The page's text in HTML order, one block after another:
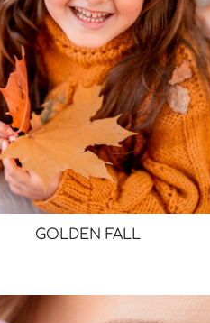
GOLDEN FALL